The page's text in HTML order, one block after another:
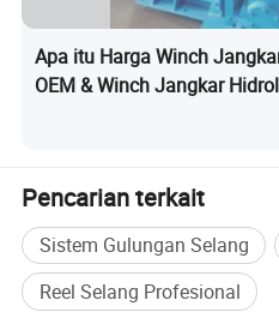
Apa itu Harga Winch
OEM & Winch Jangkar
Pencarian terkait
Sistem Gulungan Selang
Reel Selang Profesional